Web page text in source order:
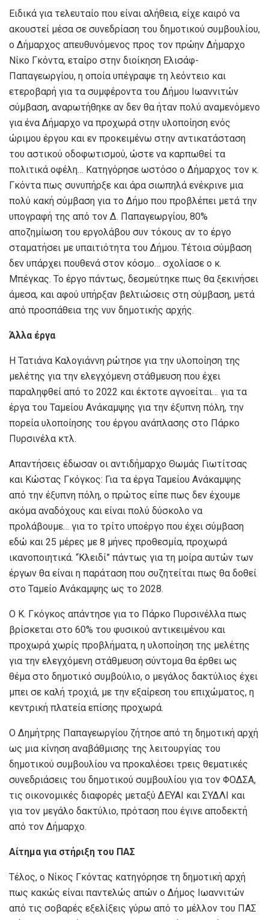
Ειδικά για τελευταίο που είναι αλήθεια, είχε καιρό να
ακουστεί μέσα σε συνεδρίαση του δημοτικού συμβουλίου,
ο Δήμαρχος απευθυνόμενος προς τον πρώην Δήμαρχο
Νίκο Γκόντα, εταίρο στην διοίκηση Ελισάφ-
Παπαγεωργίου, η οποία υπέγραψε τη λεόντειο και
ετεροβαρή για τα συμφέροντα του Δήμου Ιωαννιτών
σύμβαση, αναρωτήθηκε αν δεν θα ήταν πολύ αναμενόμενο
για ένα Δήμαρχο να προχωρά στην υλοποίηση ενός
ώριμου έργου και εν προκειμένω στην αντικατάσταση
του αστικού οδοφωτισμού, ώστε να καρπωθεί τα
πολιτικά οφέλη… Κατηγόρησε ωστόσο ο Δήμαρχος τον κ.
Γκόντα πως συνυπήρξε και άρα σιωπηλά ενέκρινε μια
πολύ κακή σύμβαση για το Δήμο που προβλέπει μετά την
υπογραφή της από τον Δ. Παπαγεωργίου, 80%
αποζημίωση του εργολάβου συν τόκους αν το έργο
σταματήσει με υπαιτιότητα του Δήμου. Τέτοια σύμβαση
δεν υπάρχει πουθενά στον κόσμο… σχολίασε ο κ.
Μπέγκας. Το έργο πάντως, δεσμεύτηκε πως θα ξεκινήσει
άμεσα, και αφού υπήρξαν βελτιώσεις στη σύμβαση, μετά
από προσπάθεια της νυν δημοτικής αρχής.
Άλλα έργα
Η Τατιάνα Καλογιάννη ρώτησε για την υλοποίηση της
μελέτης για την ελεγχόμενη στάθμευση που έχει
παραληφθεί από το 2022 και έκτοτε αγνοείται… για τα
έργα του Ταμείου Ανάκαμψης για την έξυπνη πόλη, την
πορεία υλοποίησης του έργου ανάπλασης στο Πάρκο
Πυρσινέλα κτλ.
Απαντήσεις έδωσαν οι αντιδήμαρχο Θωμάς Γιωτίτσας
και Κώστας Γκόγκος: Για τα έργα Ταμείου Ανάκαμψης
από την έξυπνη πόλη, ο πρώτος είπε πως δεν έχουμε
ακόμα αναδόχους και είναι πολύ δύσκολο να
προλάβουμε… για το τρίτο υποέργο που έχει σύμβαση
εδώ και 25 μέρες με 8 μήνες προθεσμία, προχωρά
ικανοποιητικά. “Κλειδί” πάντως για τη μοίρα αυτών των
έργων θα είναι η παράταση που συζητείται πως θα δοθεί
στο Ταμείο Ανάκαμψης ως το 2028.
Ο Κ. Γκόγκος απάντησε για το Πάρκο Πυρσινέλλα πως
βρίσκεται στο 60% του φυσικού αντικειμένου και
προχωρά χωρίς προβλήματα, η υλοποίηση της μελέτης
για την ελεγχόμενη στάθμευση σύντομα θα έρθει ως
θέμα στο δημοτικό συμβούλιο, ο μεγάλος δακτύλιος έχει
μπει σε καλή τροχιά, με την εξαίρεση του επιχώματος, η
κεντρική πλατεία επίσης προχωρά.
Ο Δημήτρης Παπαγεωργίου ζήτησε από τη δημοτική αρχή
ως μια κίνηση αναβάθμισης της λειτουργίας του
δημοτικού συμβουλίου να προκαλέσει τρεις θεματικές
συνεδριάσεις του δημοτικού συμβουλίου για τον ΦΟΔΣΑ,
τις οικονομικές διαφορές μεταξύ ΔΕΥΑΙ και ΣΥΔΛΙ και
για τον μεγάλο δακτύλιο, πρόταση που έγινε αποδεκτή
από τον Δήμαρχο.
Αίτημα για στήριξη του ΠΑΣ
Τέλος, ο Νίκος Γκόντας κατηγόρησε τη δημοτική αρχή
πως κακώς είναι παντελώς απών ο Δήμος Ιωαννιτών
από τις σοβαρές εξελίξεις γύρω από το μέλλον του ΠΑΣ